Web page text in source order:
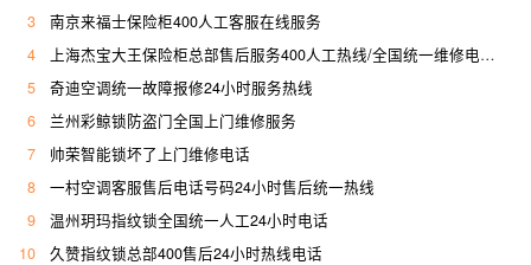
3
南京来福士保险柜400人工客服在线服务
4
上海杰宝大王保险柜总部售后服务400人工热线/全国统一维修电话是多少
5
奇迪空调统一故障报修24小时服务热线
6
兰州彩鲸锁防盗门全国上门维修服务
7
帅荣智能锁坏了上门维修电话
8
一村空调客服售后电话号码24小时售后统一热线
9
温州玥玛指纹锁全国统一人工24小时电话
10
久赞指纹锁总部400售后24小时热线电话